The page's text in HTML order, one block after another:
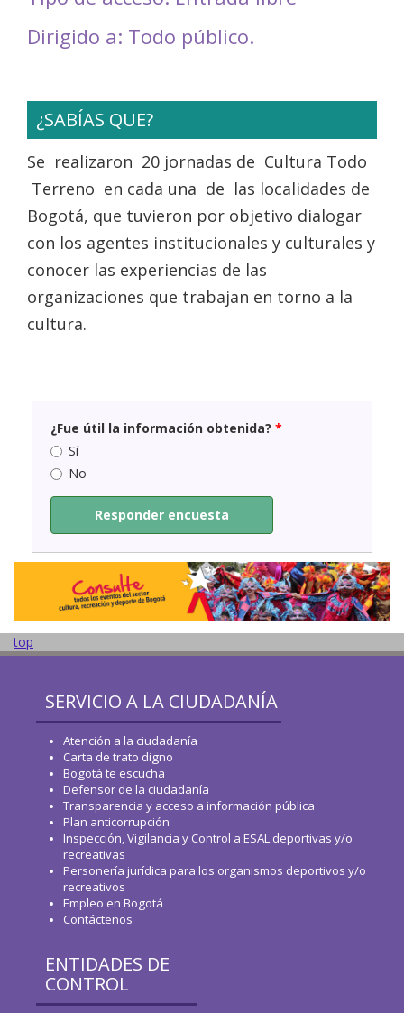
Dirigido a: Todo público.
¿SABÍAS QUE?
Se realizaron 20 jornadas de Cultura Todo
Terreno en cada una de las localidades de
Bogotá, que tuvieron por objetivo dialogar
con los agentes institucionales y culturales y
conocer las experiencias de las
organizaciones que trabajan en torno a la
cultura.
¿Fue útil la información obtenida? *
Sí
No
Responder encuesta
top
SERVICIO A LA CIUDADANÍA
Atención a la ciudadanía
Carta de trato digno
Bogotá te escucha
Defensor de la ciudadanía
Transparencia y acceso a información pública
Plan anticorrupción
Inspección, Vigilancia y Control a ESAL deportivas y/o
recreativas
Personería jurídica para los organismos deportivos y/o
recreativos
Empleo en Bogotá
Contáctenos
ENTIDADES DE
CONTROL